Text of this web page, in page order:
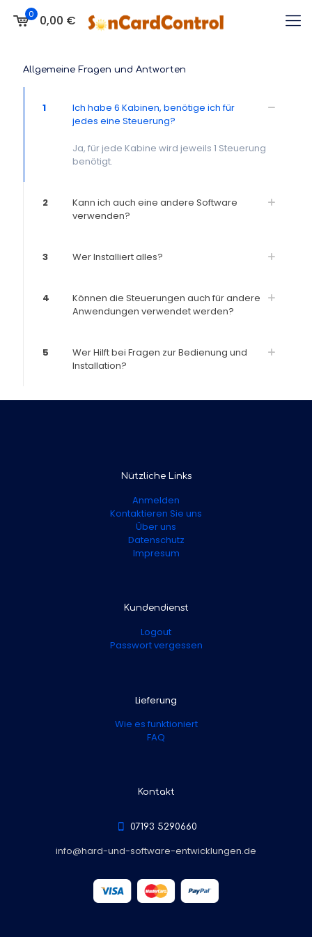
0 0,00 €
Allgemeine Fragen und Antworten
1
Ich habe 6 Kabinen, benötige ich für
jedes eine Steuerung?
Ja, für jede Kabine wird jeweils 1 Steuerung
benötigt.
2
Kann ich auch eine andere Software
verwenden?
3 Wer Installiert alles?
4
Können die Steuerungen auch für andere
Anwendungen verwendet werden?
5
Wer Hilft bei Fragen zur Bedienung und
Installation?
Nützliche Links
Anmelden
Kontaktieren Sie uns
Über uns
Datenschutz
Impresum
Kundendienst
Logout
Passwort vergessen
Lieferung
Wie es funktioniert
FAQ
Kontakt
07193 5290660
info@hard-und-software-entwicklungen.de